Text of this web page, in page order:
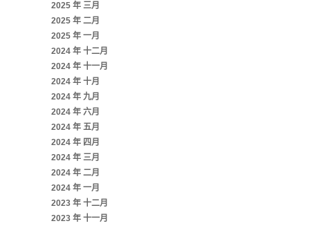
2025 年 三月
2025 年 二月
2025 年 一月
2024 年 十二月
2024 年 十一月
2024 年 十月
2024 年 九月
2024 年 六月
2024 年 五月
2024 年 四月
2024 年 三月
2024 年 二月
2024 年 一月
2023 年 十二月
2023 年 十一月